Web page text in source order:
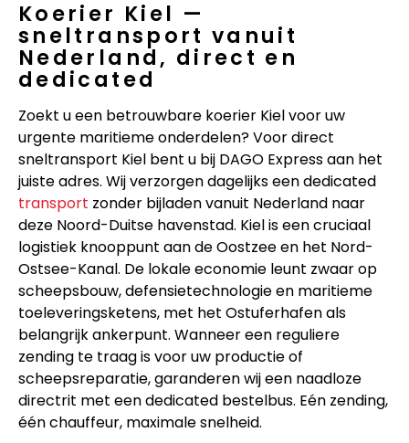
Koerier Kiel —
sneltransport vanuit
Nederland, direct en
dedicated
Zoekt u een betrouwbare koerier Kiel voor uw
urgente maritieme onderdelen? Voor direct
sneltransport Kiel bent u bij DAGO Express aan het
juiste adres. Wij verzorgen dagelijks een dedicated
transport zonder bijladen vanuit Nederland naar
deze Noord-Duitse havenstad. Kiel is een cruciaal
logistiek knooppunt aan de Oostzee en het Nord-
Ostsee-Kanal. De lokale economie leunt zwaar op
scheepsbouw, defensietechnologie en maritieme
toeleveringsketens, met het Ostuferhafen als
belangrijk ankerpunt. Wanneer een reguliere
zending te traag is voor uw productie of
scheepsreparatie, garanderen wij een naadloze
directrit met een dedicated bestelbus. Eén zending,
één chauffeur, maximale snelheid.